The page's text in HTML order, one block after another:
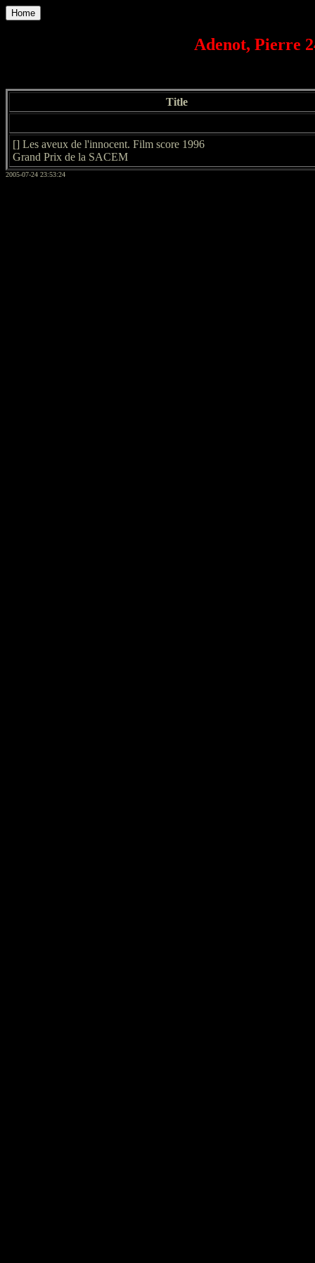
Home
Adenot, Pierre
Title
[] Les aveux de l'innocent. Film score 1996
Grand Prix de la SACEM
2005-07-24 23:53:24